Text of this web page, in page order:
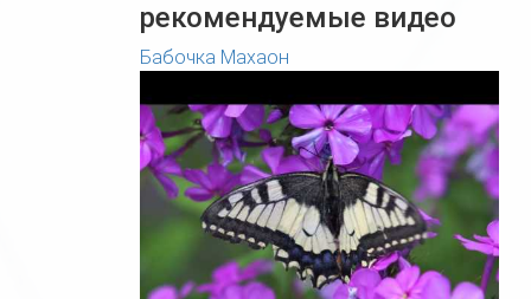
рекомендуемые видео
Бабочка Махаон